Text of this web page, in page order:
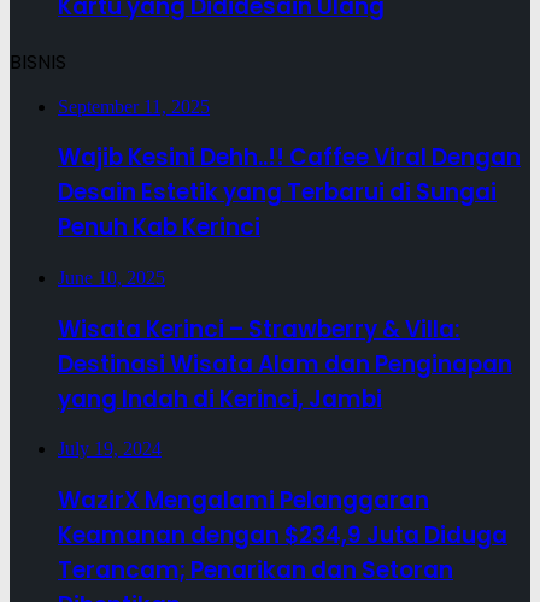
BISNIS
September 11, 2025
Wajib Kesini Dehh..!! Caffee Viral Dengan
Desain Estetik yang Terbarui di Sungai
Penuh Kab Kerinci
June 10, 2025
Wisata Kerinci – Strawberry & Villa:
Destinasi Wisata Alam dan Penginapan
yang Indah di Kerinci, Jambi
July 19, 2024
WazirX Mengalami Pelanggaran
Keamanan dengan $234,9 Juta Diduga
Terancam; Penarikan dan Setoran